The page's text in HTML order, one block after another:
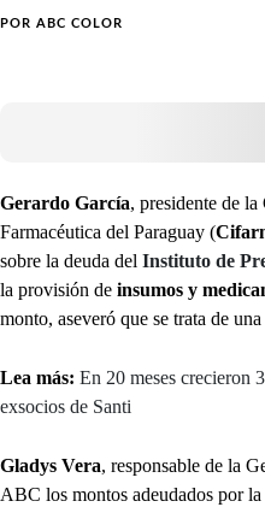
POR ABC COLOR
Gerardo García, presidente de la
Farmacéutica del Paraguay (
sobre la deuda del Instituto de
la provisión de insumos y
monto, aseveró que se trata de
Lea más: En 20 meses crecieron
exsocios de Santi
Gladys Vera, responsable de la
ABC los montos adeudados por